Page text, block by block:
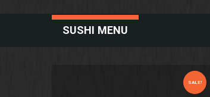
SUSHI MENU
SALE!